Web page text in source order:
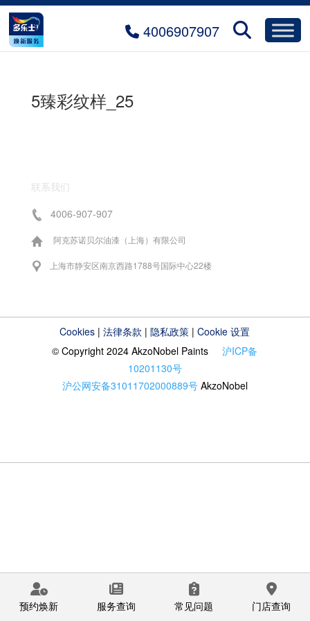
4006907907
5臻彩纹样_25
联系我们
4006-907-907
阿克苏诺贝尔油漆（上海）有限公司
上海市静安区南京西路1788号国际中心22楼
Cookies |法律条款 |隐私政策 |Cookie 设置
© Copyright 2024 AkzoNobel Paints沪ICP备
10201130号
沪公网安备31011702000889号 AkzoNobel
预约焕新 服务查询 常见问题 门店查询